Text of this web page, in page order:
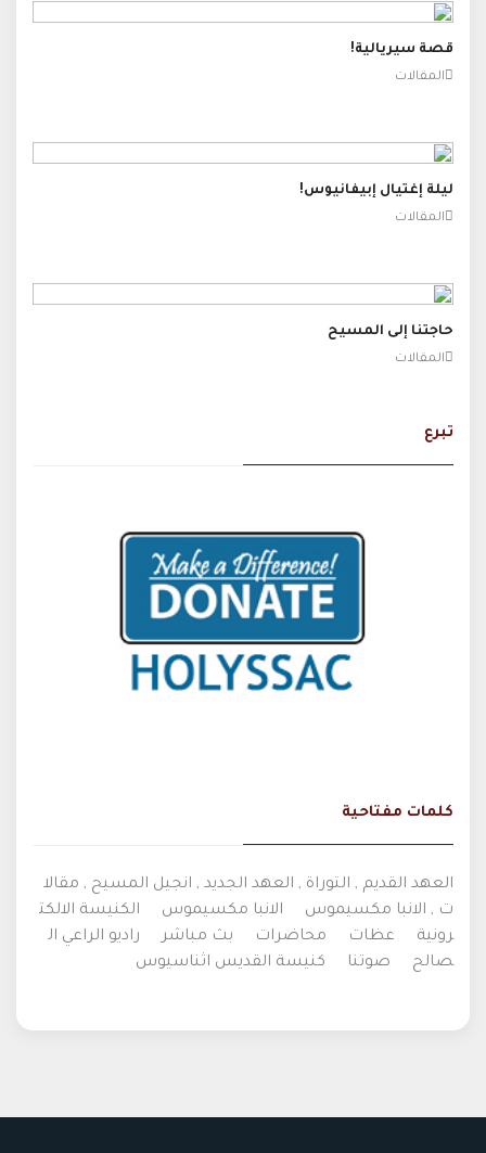
قصة سيريالية!
المقالات
ليلة إغتيال إبيفانيوس!
المقالات
حاجتنا إلى المسيح
المقالات
تبرع
كلمات مفتاحية
العهد القديم , التوراة , العهد الجديد , انجيل المسيح , مقالا
ت , الانبا مكسيموس
الانبا مكسيموس
الكنيسة الالكت
رونية
عظات محاضرات بث مباشر
راديو الراعي ال
صالح
صوتنا كنيسة القديس اثناسيوس